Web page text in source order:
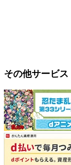
その他サービス